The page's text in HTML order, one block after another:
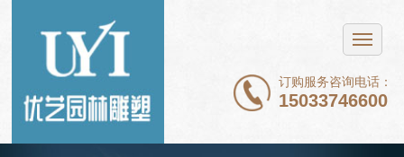
订购服务咨询电话：
15033746600
铜雕塑
石雕